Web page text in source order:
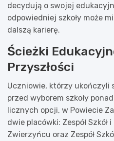
decydują o swojej
odpowiedniej szkoły może
dalszą karierę.
Ścieżki
Przyszłości
Uczniowie, którzy ukończyli
przed wyborem szkoły
licznych opcji, w Powiecie
dwie placówki: Zespół
Zwierzyńcu oraz Zespół